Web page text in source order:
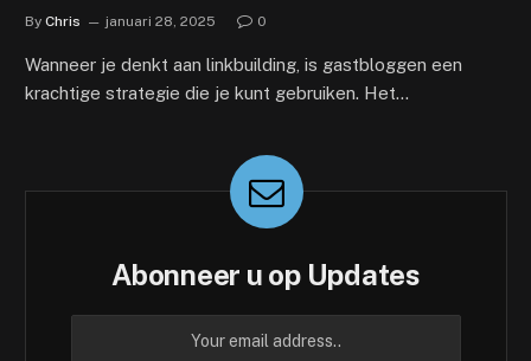
By Chris januari 28, 2025 0
Wanneer je denkt aan linkbuilding, is gastbloggen een
krachtige strategie die je kunt gebruiken. Het…
Abonneer u op Updates